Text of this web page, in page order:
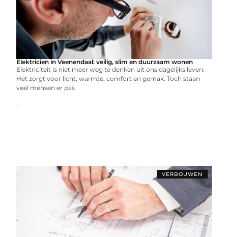
Elektricien in Veenendaal: veilig, slim en duurzaam wonen
Elektriciteit is niet meer weg te denken uit ons dagelijks leven.
Het zorgt voor licht, warmte, comfort en gemak. Toch staan
veel mensen er pas
...
VERBOUWEN